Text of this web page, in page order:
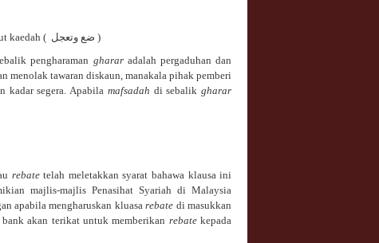
kaedah ( ضع وتعجل )
pengharaman ghararadalah pergaduhan dan
menolak tawaran diskaun, manakala pihak pemberi
kadar segera. Apabila mafsadah di sebalikgharar
rebatetelah meletakkan syarat bahawa klausa ini
majlis-majlis Penasihat Syariah di Malaysia
apabila mengharuskan kluasarebate di masukkan
akan terikat untuk memberikan rebatekepada